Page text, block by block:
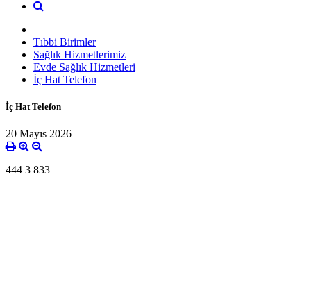
Tıbbi Birimler
Sağlık Hizmetlerimiz
Evde Sağlık Hizmetleri
İç Hat Telefon
İç Hat Telefon
20 Mayıs 2026
444 3 833